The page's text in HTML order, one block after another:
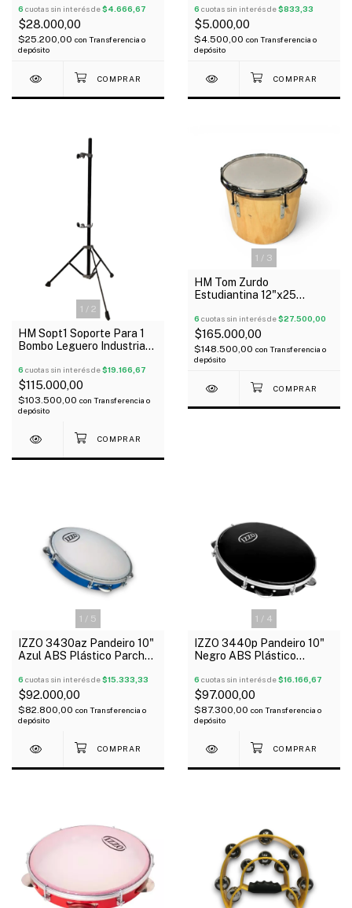
6 cuotas sin interés de$4.666,67
$28.000,00
$25.200,00 con Transferencia o
depósito
6 cuotas sin interés de$833,33
$5.000,00
$4.500,00 con Transferencia o
depósito
1 / 2
HM Sopt1 Soporte Para 1
Bombo Leguero Industria
6 cuotas sin interés de$19.166,67
$115.000,00
$103.500,00 con Transferencia o
depósito
1 / 3
HM Tom Zurdo
Estudiantina 12"x25
Torres L Bulones
6 cuotas sin interés de$27.500,00
$165.000,00
$148.500,00 con Transferencia o
depósito
1 / 5
IZZO 3430az Pandeiro 10"
Azul ABS Plástico Parche
6 cuotas sin interés de$15.333,33
$92.000,00
$82.800,00 con Transferencia o
depósito
1 / 4
IZZO 3440p Pandeiro 10"
Negro ABS Plástico
6 cuotas sin interés de$16.166,67
$97.000,00
$87.300,00 con Transferencia o
depósito